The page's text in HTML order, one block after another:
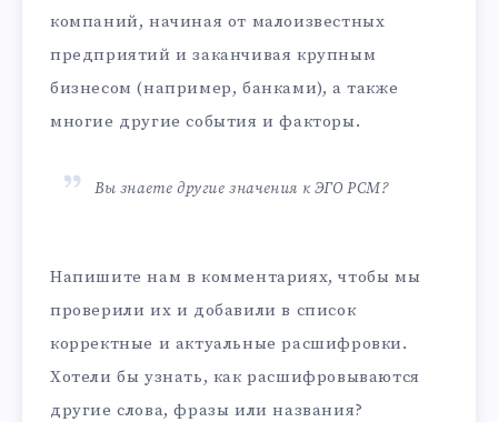
компаний, начиная от малоизвестных
предприятий и заканчивая крупным
бизнесом (например, банками), а также
многие другие события и факторы.
Вы знаете другие значения к ЭГО РСМ?
Напишите нам в комментариях, чтобы мы
проверили их и добавили в список
корректные и актуальные расшифровки.
Хотели бы узнать, как расшифровываются
другие слова, фразы или названия?